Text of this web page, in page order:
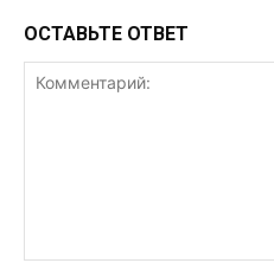
ОСТАВЬТЕ ОТВЕТ